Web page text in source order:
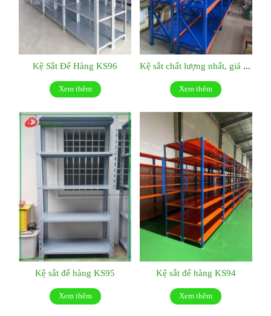
Kệ Sắt Để Hàng KS96
Xem thêm
Kệ sắt chất lượng nhất, giá tốt nhất:KS048
Xem thêm
Kệ sắt để hàng KS95
Xem thêm
Kệ sắt để hàng KS94
Xem thêm